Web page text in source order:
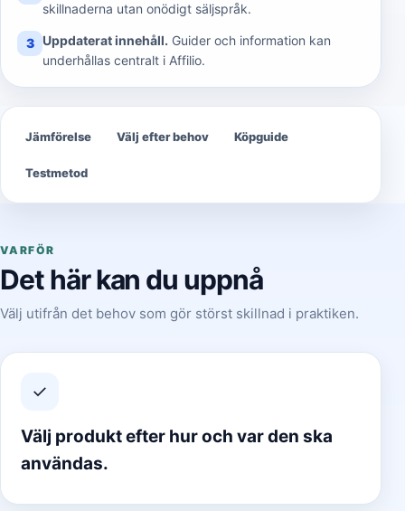
skillnaderna utan onödigt säljspråk.
3 Uppdaterat innehåll. Guider och information kan
underhållas centralt i Affilio.
Jämförelse Välj efter behov Köpguide
Testmetod
VARFÖR
Det här kan du uppnå
Välj utifrån det behov som gör störst skillnad i praktiken.
✓
Välj produkt efter hur och var den ska
användas.